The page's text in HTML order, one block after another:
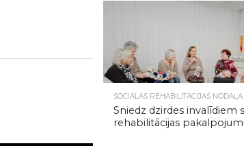
SOCIĀLĀS REHABILITĀCIJAS NODAĻA
Sniedz dzirdes invalīdiem
rehabilitācijas